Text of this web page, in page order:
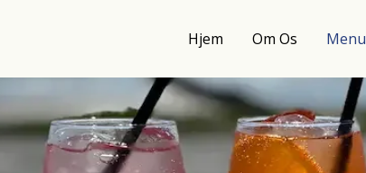
Hjem Om Os Menu